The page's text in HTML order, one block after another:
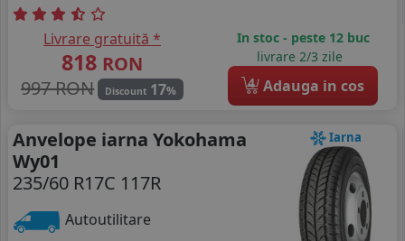
Livrare gratuită *
818 RON
997 RON
Discount 17%
In stoc - peste 12 buc
livrare 2/3 zile
4 Adauga in cos
Iarna
Anvelope iarna Yokohama
Wy01
235/60 R17C 117R
Autoutilitare